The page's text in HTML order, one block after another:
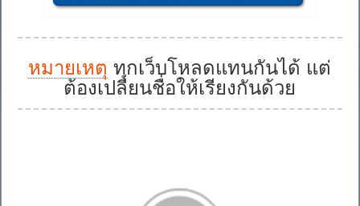
หมายเหตุ ทุกเว็บโหลดแทนกันได้ แต่
ต้องเปลี่ยนชื่อให้เรียงกันด้วย